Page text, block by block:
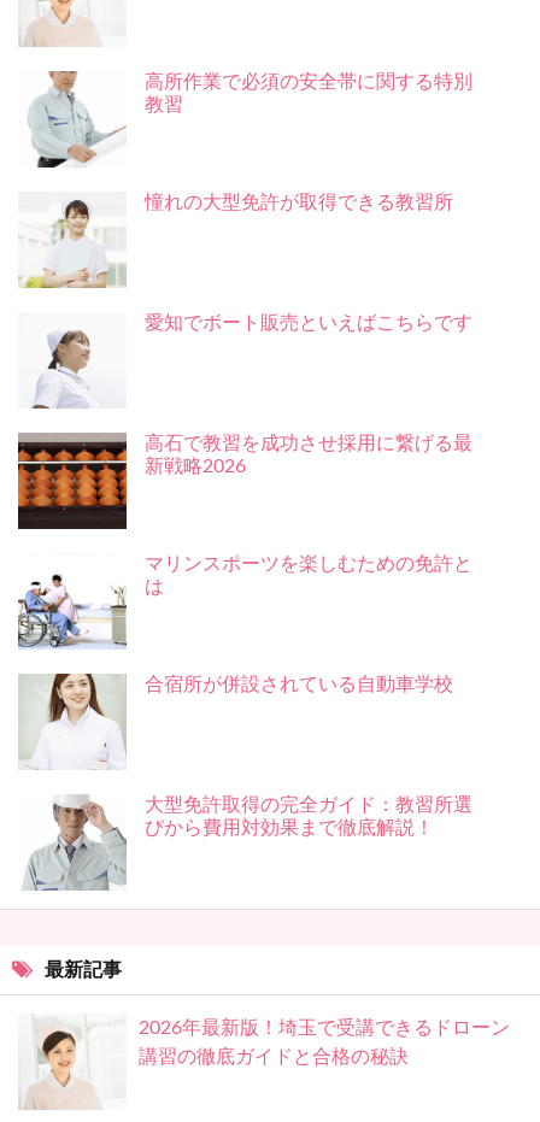
高所作業で必須の安全帯に関する特別
教習
憧れの大型免許が取得できる教習所
愛知でボート販売といえばこちらです
高石で教習を成功させ採用に繋げる最
新戦略2026
マリンスポーツを楽しむための免許と
は
合宿所が併設されている自動車学校
大型免許取得の完全ガイド：教習所選
びから費用対効果まで徹底解説！
最新記事
2026年最新版！埼玉で受講できるドローン
講習の徹底ガイドと合格の秘訣